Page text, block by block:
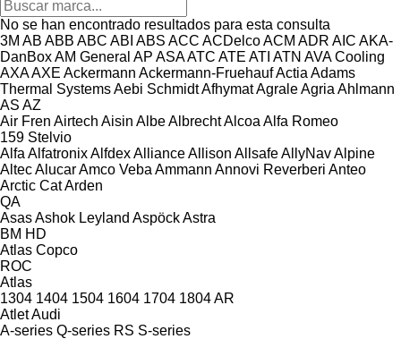
No se han encontrado resultados para esta consulta
3M AB ABB ABC ABI ABS ACC ACDelcoACM ADR AIC AKA-
DanBoxAM General AP ASAATC ATE ATI ATN AVA Cooling
AXAAXE Ackermann Ackermann-FruehaufActia Adams
Thermal SystemsAebi SchmidtAfhymatAgraleAgria Ahlmann
AS AZ
Air Fren Airtech Aisin AlbeAlbrechtAlcoa Alfa Romeo
159 Stelvio
Alfa AlfatronixAlfdexAllianceAllison AllsafeAllyNavAlpine
AltecAlucarAmco Veba Ammann Annovi Reverberi Anteo
Arctic CatArden
QA
AsasAshok Leyland AspöckAstra
BM HD
Atlas Copco
ROC
Atlas
1304 1404 1504 1604 1704 1804AR
AtletAudi
A-series Q-series RS S-series